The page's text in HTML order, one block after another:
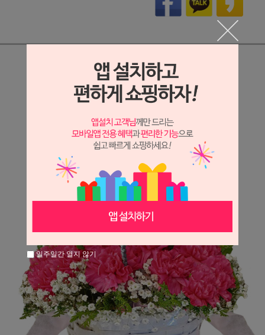
상세정보 새창 열기
일주일간 열지 않기